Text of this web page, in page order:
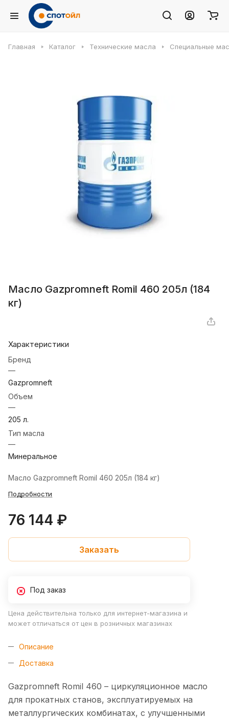
Главная Каталог Технические масла Специальные
Масло Gazpromneft Romil 460 205л (184
кг)
Характеристики
Бренд
—
Gazpromneft
Объем
—
205 л.
Тип масла
—
Минеральное
Масло Gazpromneft Romil 460 205л (184 кг)
Подробности
76 144 ₽
Заказать
Под заказ
Цена действительна только для интернет-магазина и
может отличаться от цен в розничных магазинах
Описание
Доставка
Gazpromneft Romil 460 – циркуляционное масло
для прокатных станов, эксплуатируемых на
металлургических комбинатах, с улучшенными